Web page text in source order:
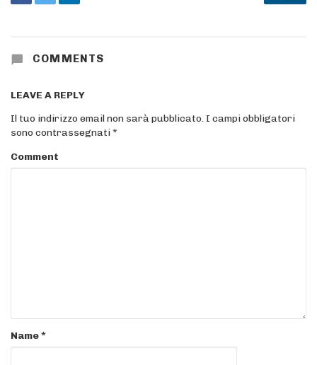
COMMENTS
LEAVE A REPLY
Il tuo indirizzo email non sarà pubblicato. I campi obbligatori
sono contrassegnati*
Comment
Name*